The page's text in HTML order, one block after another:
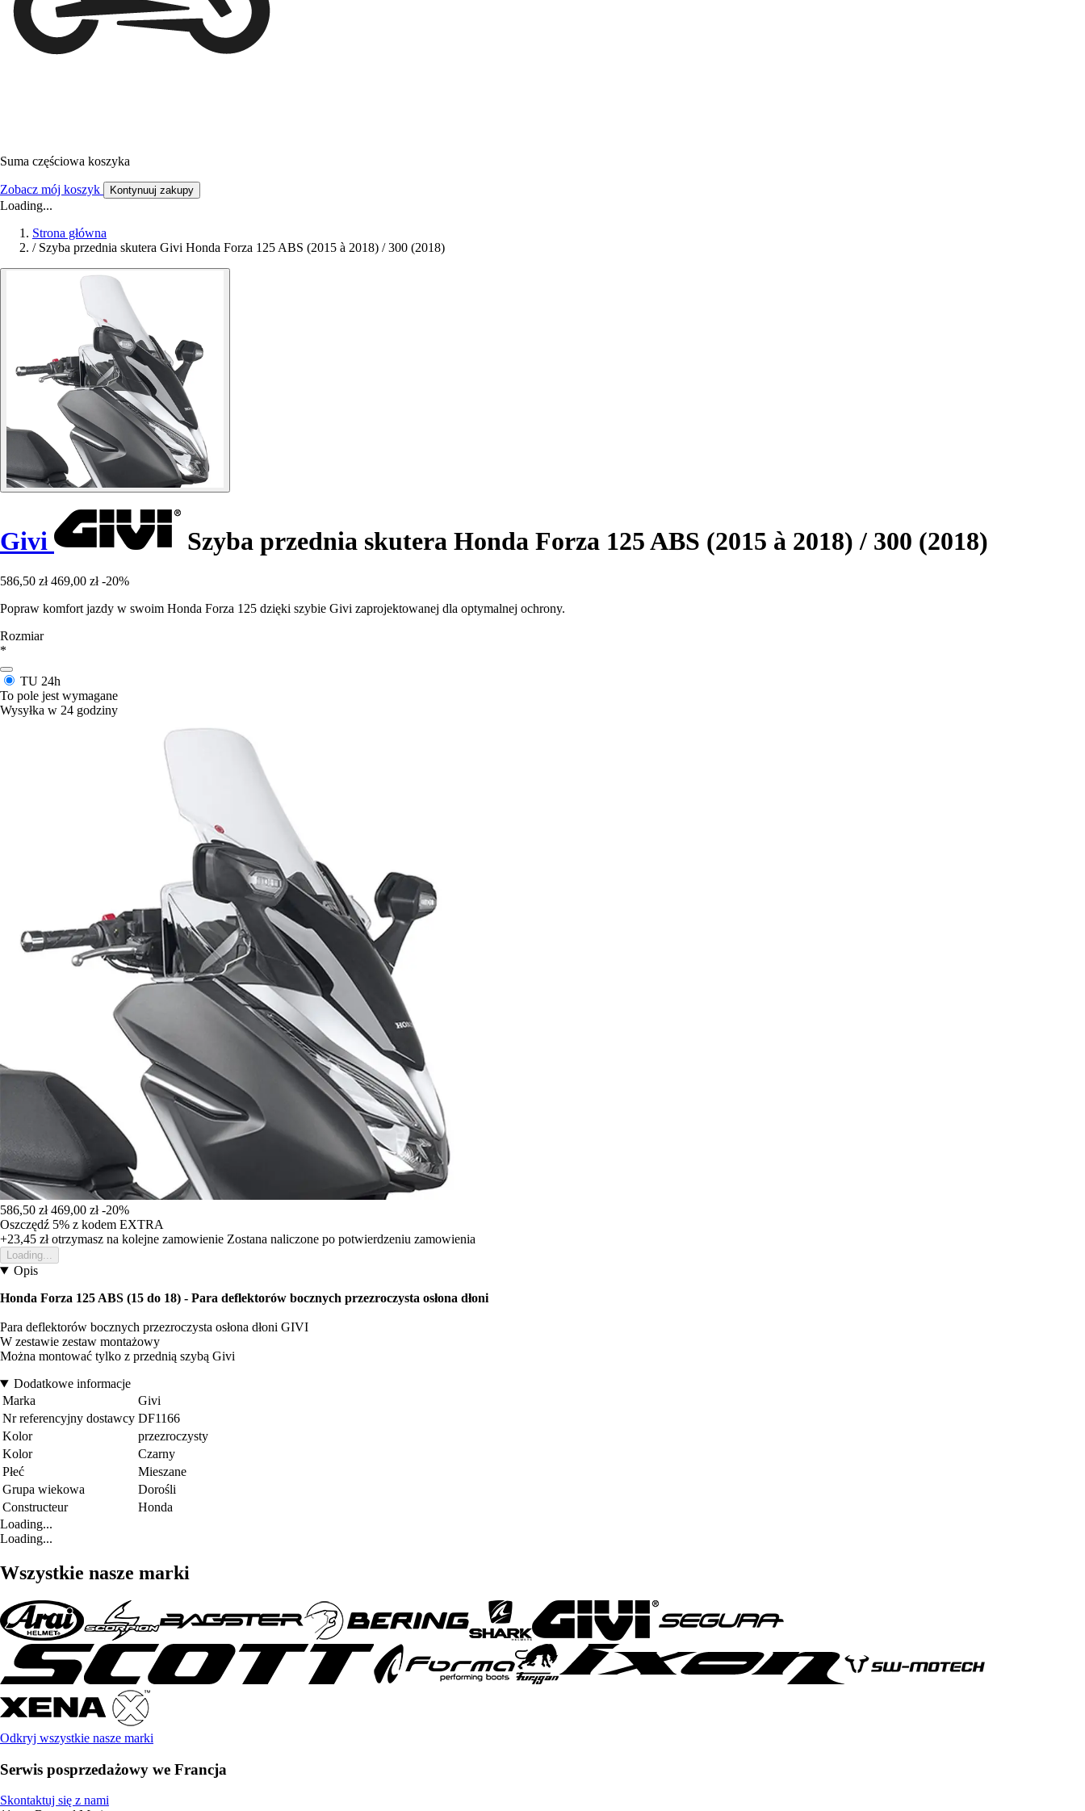
Suma częściowa koszyka
Zobacz mój koszyk Kontynuuj zakupy
Loading...
Strona główna
/ Szyba przednia skutera Givi Honda Forza 125 ABS (2015 à 2018) / 300 (2018)
Givi Szyba przednia skutera Honda Forza 125 ABS (2015 à 2018) / 300 (2018)
586,50 zł 469,00 zł -20%
Popraw komfort jazdy w swoim Honda Forza 125 dzięki szybie Givi zaprojektowanej dla optymalnej ochrony.
Rozmiar
*
TU 24h
To pole jest wymagane
Wysyłka w 24 godziny
586,50 zł 469,00 zł -20%
Oszczędź 5% z kodem EXTRA
+23,45 złotrzymasz na kolejne zamowienie Zostana naliczone po potwierdzeniu zamowienia
Loading...
Opis
Honda Forza 125 ABS (15 do 18) - Para deflektorów bocznych przezroczysta osłona dłoni
Para deflektorów bocznych przezroczysta osłona dłoni GIVI
W zestawie zestaw montażowy
Można montować tylko z przednią szybą Givi
Dodatkowe informacje
Marka
Givi
Nr referencyjny dostawcy DF1166
Kolor
przezroczysty
Kolor
Czarny
Płeć
Mieszane
Grupa wiekowa
Dorośli
Constructeur
Honda
Loading...
Loading...
Wszystkie nasze marki
Odkryj wszystkie nasze marki
Serwis posprzedażowy we Francja
Skontaktuj się z nami